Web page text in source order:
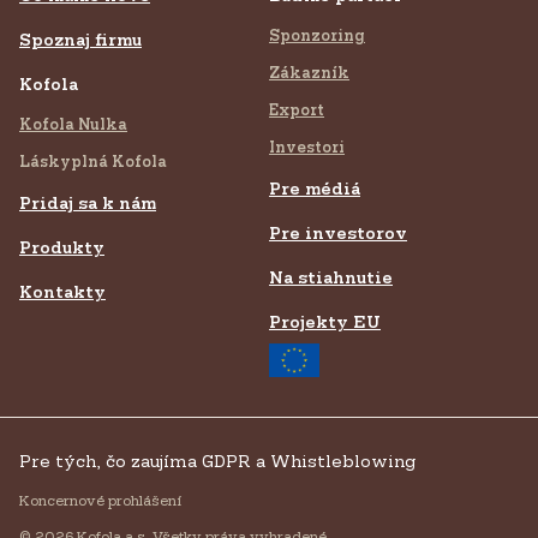
Spoznaj firmu
Kofola
Kofola Nulka
Láskyplná Kofola
Pridaj sa k nám
Produkty
Kontakty
Sponzoring
Zákazník
Export
Investori
Pre médiá
Pre investorov
Na stiahnutie
Projekty EU
Pre tých, čo zaujíma GDPR a Whistleblowing
Koncernové prohlášení